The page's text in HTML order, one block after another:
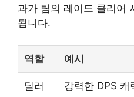
과가 팀의 레이드 클리어
됩니다.
역할 예시
딜러 강력한 DPS 캐